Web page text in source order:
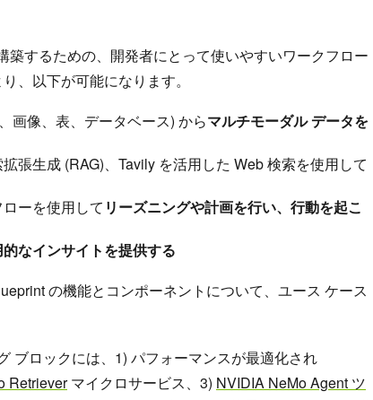
築するための、開発者にとって使いやすいワークフロー
、以下が可能になります。
画像、表、データベース) からマルチモーダル データを
張生成 (RAG)、Tavily を活用した Web 検索を使用して
ーを使用して リーズニングや計画を行い、行動を起こ
なインサイトを提供する
の機能とコンポーネントについて、ユース ケース
ブロックには、1) パフォーマンスが最適化され
Retrieverマイクロサービス、3) NVIDIA NeMo Agent ツ